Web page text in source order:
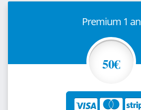
Premium 1 an
50€